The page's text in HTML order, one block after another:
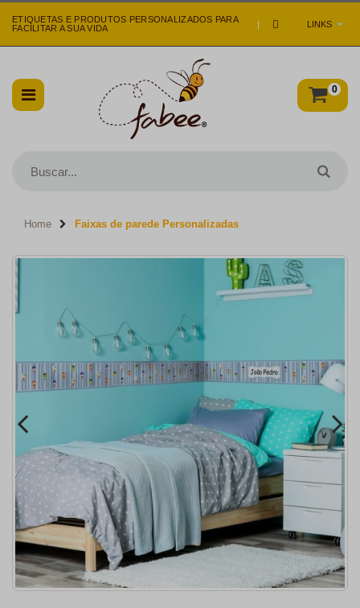
LINKS
ETIQUETAS E PRODUTOS PERSONALIZADOS PARA
FACILITAR A SUA VIDA
|
0
Home Faixas de parede Personalizadas